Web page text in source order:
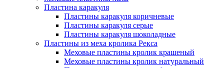
Пластина каракуля
Пластины каракуля коричневые
Пластины каракуля серые
Пластины каракуля шоколадные
Пластины из меха кролика Рекса
Меховые пластины кролик крашеный
Меховые пластины кролик натуральный